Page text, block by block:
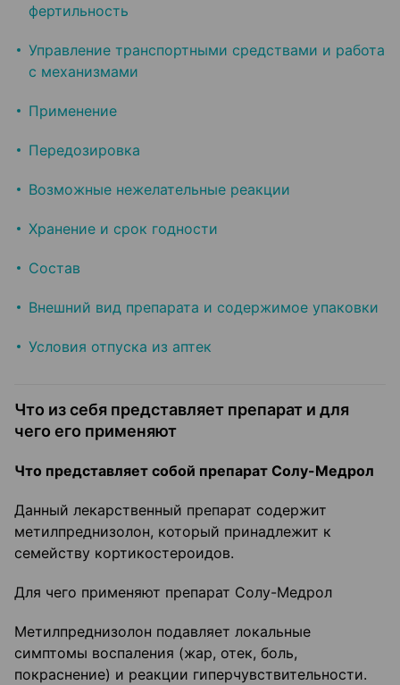
фертильность
Управление транспортными средствами и работа
с механизмами
Применение
Передозировка
Возможные нежелательные реакции
Хранение и срок годности
Состав
Внешний вид препарата и содержимое упаковки
Условия отпуска из аптек
Что из себя представляет препарат и для
чего его применяют
Что представляет собой препарат Солу-Медрол
Данный лекарственный препарат содержит
метилпреднизолон, который принадлежит к
семейству кортикостероидов.
Для чего применяют препарат Солу-Медрол
Метилпреднизолон подавляет локальные
симптомы воспаления (жар, отек, боль,
покраснение) и реакции гиперчувствительности.